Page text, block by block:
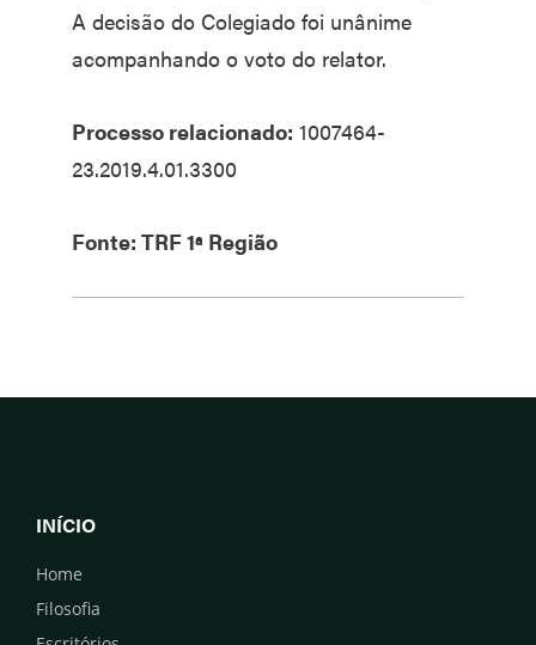
A decisão do Colegiado foi unânime
acompanhando o voto do relator.
Processo relacionado: 1007464-
23.2019.4.01.3300
Fonte: TRF 1ª Região
INÍCIO
Home
Filosofia